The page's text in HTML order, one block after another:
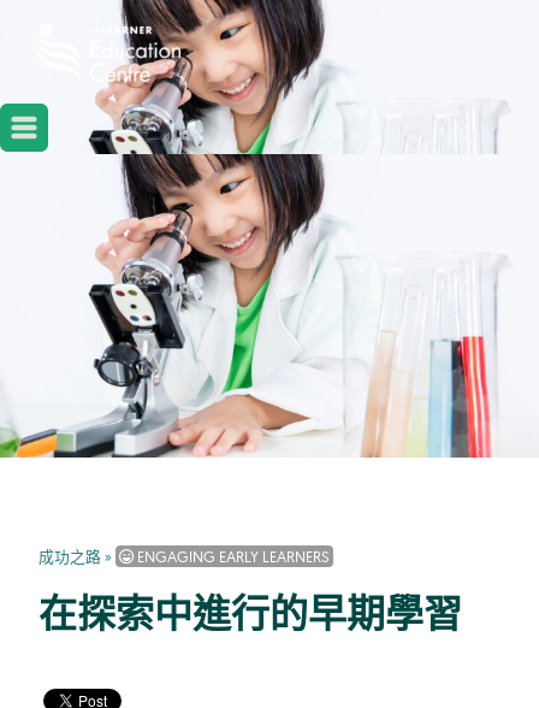
成功之路» ENGAGING EARLY LEARNERS
在探索中進行的早期學習